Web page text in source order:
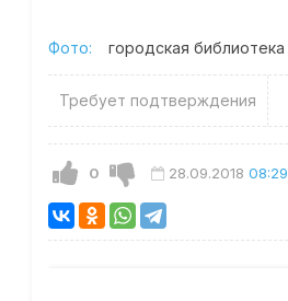
Фото: городская библиотека
Требует подтверждения
0 28.09.2018 08:29